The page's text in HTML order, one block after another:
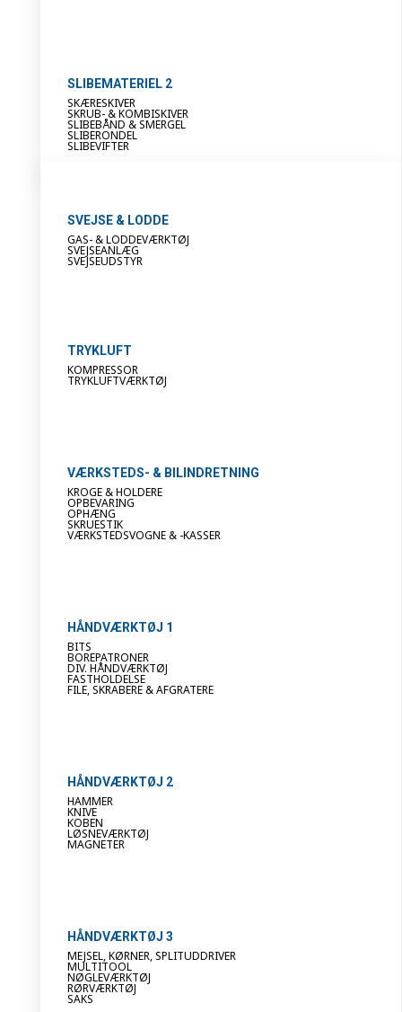
SLIBEMATERIEL 2
SKÆRESKIVER
SKRUB- & KOMBISKIVER
SLIBEBÅND & SMERGEL
SLIBERONDEL
SLIBEVIFTER
SVEJSE & LODDE
GAS- & LODDEVÆRKTØJ
SVEJSEANLÆG
SVEJSEUDSTYR
TRYKLUFT
KOMPRESSOR
TRYKLUFTVÆRKTØJ
VÆRKSTEDS- & BILINDRETNING
KROGE & HOLDERE
OPBEVARING
OPHÆNG
SKRUESTIK
VÆRKSTEDSVOGNE & -KASSER
HÅNDVÆRKTØJ 1
BITS
BOREPATRONER
DIV. HÅNDVÆRKTØJ
FASTHOLDELSE
FILE, SKRABERE & AFGRATERE
HÅNDVÆRKTØJ 2
HAMMER
KNIVE
KOBEN
LØSNEVÆRKTØJ
MAGNETER
HÅNDVÆRKTØJ 3
MEJSEL, KØRNER, SPLITUDDRIVER
MULTITOOL
NØGLEVÆRKTØJ
RØRVÆRKTØJ
SAKS